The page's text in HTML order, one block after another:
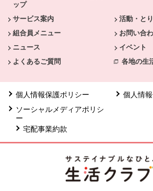
ップ
サービス案内
活動・と
組合員メニュー
お問い合
ニュース
イベント
よくあるご質問
各地の生
個人情報保護ポリシー
個人情
ソーシャルメディアポリシ
ー
宅配事業約款